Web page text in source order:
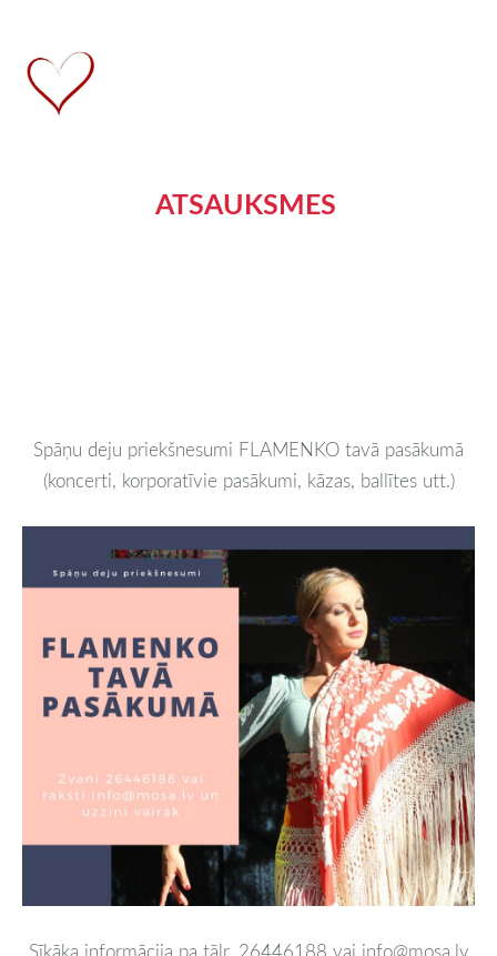
ATSAUKSMES
Spāņu deju priekšnesumi FLAMENKO tavā pasākumā
(koncerti, korporatīvie pasākumi, kāzas, ballītes utt.)